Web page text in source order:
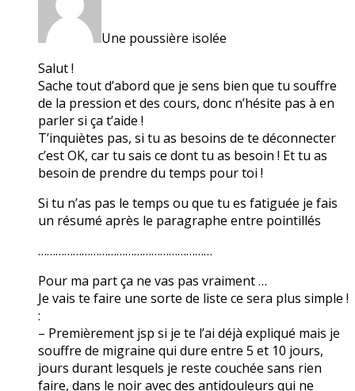
Une poussière isolée
Salut !
Sache tout d’abord que je sens bien que tu souffre
de la pression et des cours, donc n’hésite pas à en
parler si ça t’aide !
T’inquiètes pas, si tu as besoins de te déconnecter
c’est OK, car tu sais ce dont tu as besoin ! Et tu as
besoin de prendre du temps pour toi !
Si tu n’as pas le temps ou que tu es fatiguée je fais
un résumé après le paragraphe entre pointillés
……………………………………………………
Pour ma part ça ne vas pas vraiment …
Je vais te faire une sorte de liste ce sera plus simple !
:
– Premièrement jsp si je te l’ai déjà expliqué mais je
souffre de migraine qui dure entre 5 et 10 jours,
jours durant lesquels je reste couchée sans rien
faire, dans le noir avec des antidouleurs qui ne